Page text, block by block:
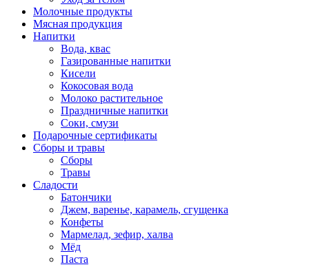
Молочные продукты
Мясная продукция
Напитки
Вода, квас
Газированные напитки
Кисели
Кокосовая вода
Молоко растительное
Праздничные напитки
Соки, смузи
Подарочные сертификаты
Сборы и травы
Сборы
Травы
Сладости
Батончики
Джем, варенье, карамель, сгущенка
Конфеты
Мармелад, зефир, халва
Мёд
Паста